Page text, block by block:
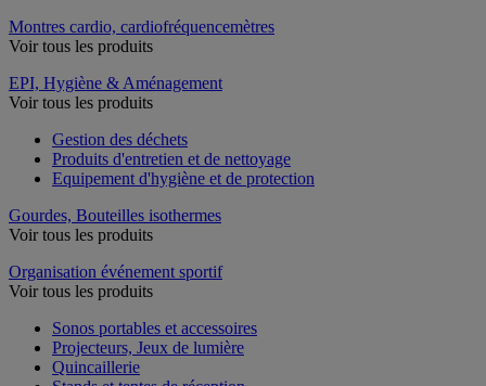
Montres cardio, cardiofréquencemètres
Voir tous les produits
EPI, Hygiène & Aménagement
Voir tous les produits
Gestion des déchets
Produits d'entretien et de nettoyage
Equipement d'hygiène et de protection
Gourdes, Bouteilles isothermes
Voir tous les produits
Organisation événement sportif
Voir tous les produits
Sonos portables et accessoires
Projecteurs, Jeux de lumière
Quincaillerie